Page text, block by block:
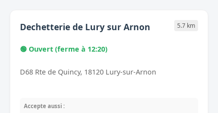
Dechetterie de Lury sur Arnon 5.7 km
🟢 Ouvert (ferme à 12:20)
D68 Rte de Quincy, 18120 Lury-sur-Arnon
Accepte aussi :